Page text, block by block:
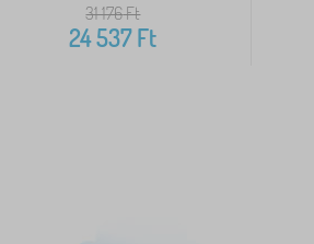
31 176Ft
24 537Ft